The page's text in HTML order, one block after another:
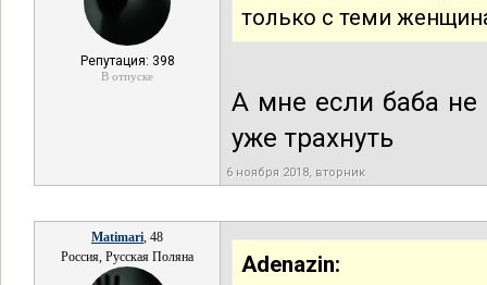
Репутация: 398
В отпуске
только с теми
А мне если баба не
уже трахнуть
6 ноября 2018, вторник
Matimari, 48
Россия, Русская Поляна
Adenazin: